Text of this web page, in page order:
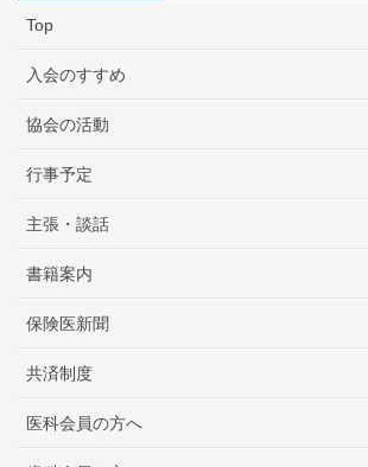
Top
入会のすすめ
協会の活動
行事予定
主張・談話
書籍案内
保険医新聞
共済制度
医科会員の方へ